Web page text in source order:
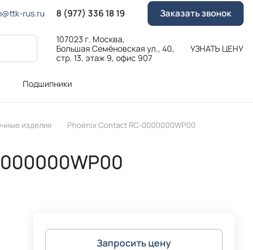
rus.ru 8 (977) 336 18 19 Заказать звонок
107023 г. Москва,
Большая Семёновская ул., 40,
стр. 13, этаж 9, офис 907
УЗНАТЬ ЦЕНУ
Подшипники
изделия Phoenix Contact RC-0000000WP00
Запросить цену